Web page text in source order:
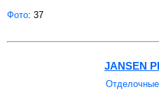
Фото: 37
JANSEN